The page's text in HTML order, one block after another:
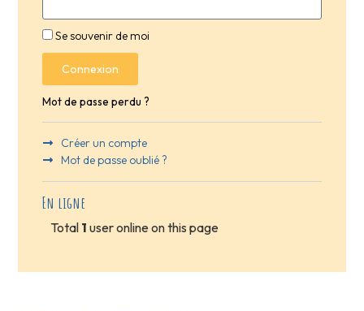
Se souvenir de moi
Connexion
Mot de passe perdu ?
Créer un compte
Mot de passe oublié ?
En ligne
Total 1 user online on this page